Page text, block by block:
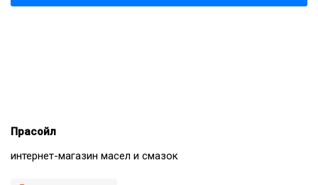
Прасойл
интернет-магазин масел и смазок